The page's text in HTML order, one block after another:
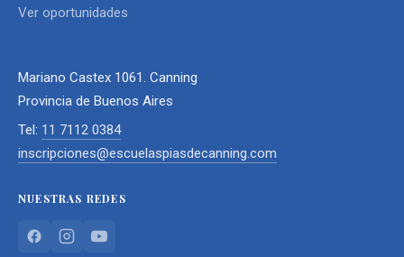
Ver oportunidades
Mariano Castex 1061. Canning
Provincia de Buenos Aires
Tel: 11 7112 0384
inscripciones@escuelaspiasdecanning.com
NUESTRAS REDES